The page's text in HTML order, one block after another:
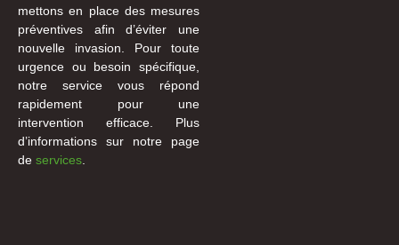
mettons en place des mesures
préventives afin d’éviter une
nouvelle invasion. Pour toute
urgence ou besoin spécifique,
notre service vous répond
rapidement pour une
intervention efficace. Plus
d’informations sur notre page
de services